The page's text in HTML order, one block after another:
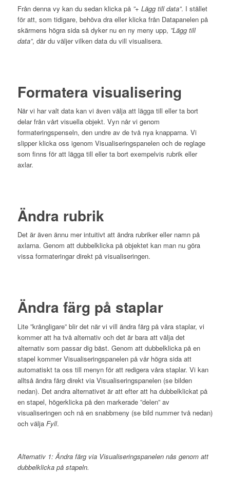
Från denna vy kan du sedan klicka på ”+ Lägg till data”. I stället
för att, som tidigare, behöva dra eller klicka från Datapanelen på
skärmens högra sida så dyker nu en ny meny upp, ”Lägg till
data”, där du väljer vilken data du vill visualisera.
Formatera visualisering
När vi har valt data kan vi även välja att lägga till eller ta bort
delar från vårt visuella objekt. Vyn når vi genom
formateringspenseln, den undre av de två nya knapparna. Vi
slipper klicka oss igenom Visualiseringspanelen och de reglage
som finns för att lägga till eller ta bort exempelvis rubrik eller
axlar.
Ändra rubrik
Det är även ännu mer intuitivt att ändra rubriker eller namn på
axlarna. Genom att dubbelklicka på objektet kan man nu göra
vissa formateringar direkt på visualiseringen.
Ändra färg på staplar
Lite ”krångligare” blir det när vi vill ändra färg på våra staplar, vi
kommer att ha två alternativ och det är bara att välja det
alternativ som passar dig bäst. Genom att dubbelklicka på en
stapel kommer Visualiseringspanelen på vår högra sida att
automatiskt ta oss till menyn för att redigera våra staplar. Vi kan
alltså ändra färg direkt via Visualiseringspanelen (se bilden
nedan). Det andra alternativet är att efter att ha dubbelklickat på
en stapel, högerklicka på den markerade ”delen” av
visualiseringen och nå en snabbmeny (se bild nummer två nedan)
och välja Fyll.
Alternativ 1: Ändra färg via Visualiseringspanelen nås genom att
dubbelklicka på stapeln.